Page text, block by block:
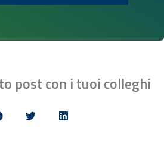
post con i tuoi colleghi